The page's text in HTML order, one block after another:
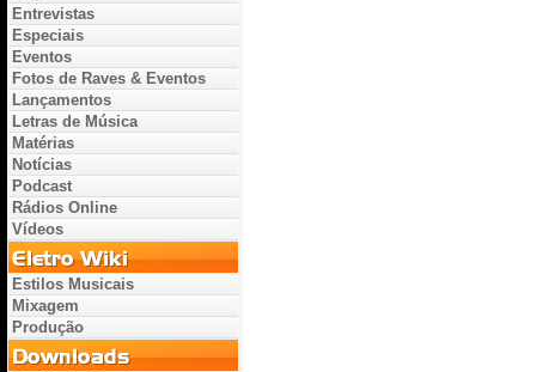
Entrevistas
Especiais
Eventos
Fotos de Raves & Eventos
Lançamentos
Letras de Música
Matérias
Notícias
Podcast
Rádios Online
Vídeos
Estilos Musicais
Mixagem
Produção